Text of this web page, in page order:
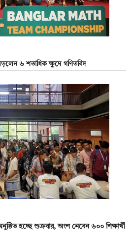
৬ শতাধিক ক্ষুদে গণিতবিদ
হচ্ছে শুক্রবার, অংশ নেবেন ৬০০ শিক্ষার্থী